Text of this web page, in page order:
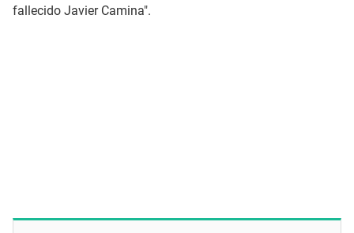
fallecido Javier Camina".